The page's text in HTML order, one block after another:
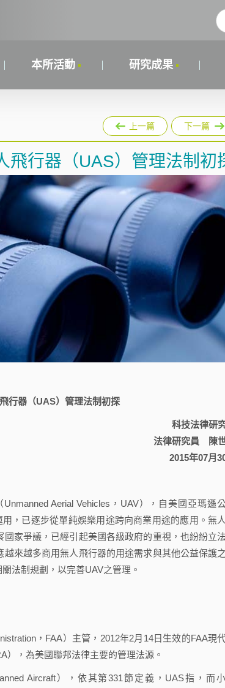
本所活動 研究成果
上一篇 下一篇
飛行器（UAS）管理法制初
行器（UAS）管理法制初探
科技法律研
法律研究員 陳
2015年07月
Aerial Vehicles，UAV），自美國亞瑪遜
，已逐步從單純娛樂用途跨向商業用途的應用。無
家爭議，已經引起美國各級政府的重視，也紛紛立
來越多商用無人飛行器的用途需求與其他公益保護
法制規劃，以完善UAV之管理。
，FAA）主管，2012年2月14日生效的FAA現
），為美國聯邦法律主要的管理法源。
Aircraft），依其第331節定義，UAS指，而